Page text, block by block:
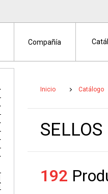
Inicio Catálogo
192
Compañía